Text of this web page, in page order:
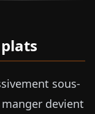
sous-
devient